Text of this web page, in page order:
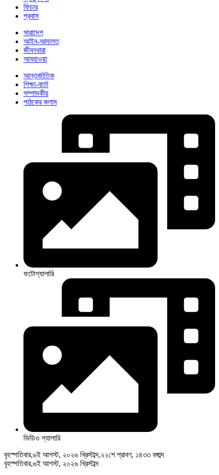
ফিচার
প্রবাস
সারাদেশ
আইন-আদালত
জীবনধারা
আবহাওয়া
আন্তর্জাতিক
শিক্ষা-বার্তা
সম্পাদকীয়
পাঠকের কলাম
ফটোগ্যালারি
ভিডিও গ্যালারি
বৃহস্পতিবার,৬ই আগস্ট, ২০২৬ খ্রিস্টাব্দ,২২শে শ্রাবণ, ১৪৩৩ বঙ্গাব্দ
বৃহস্পতিবার,৬ই আগস্ট, ২০২৬ খ্রিস্টাব্দ